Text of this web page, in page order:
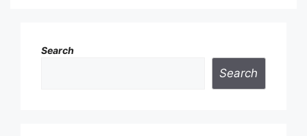
Search
Search